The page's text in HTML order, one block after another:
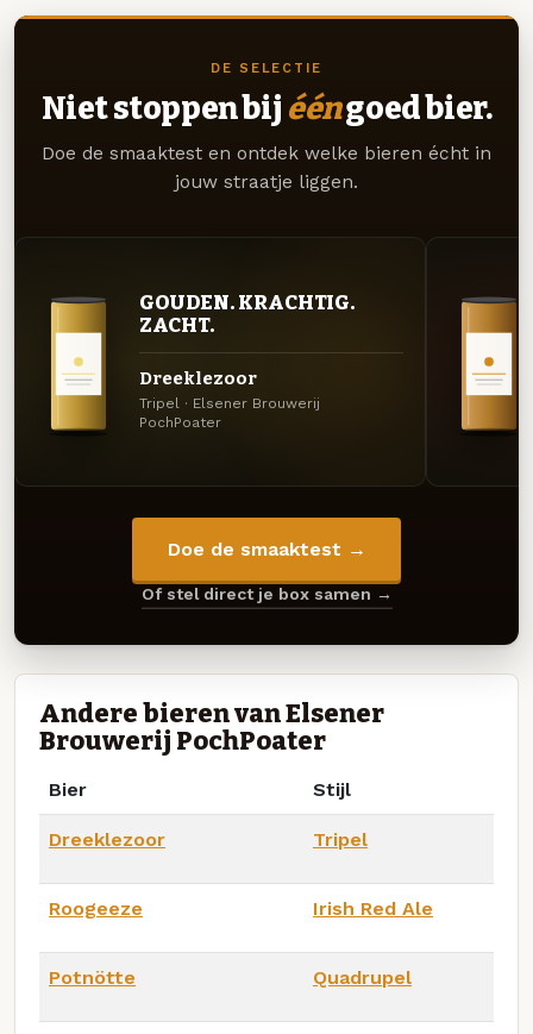
DE SELECTIE
Niet stoppen bij ééngoed bier.
Doe de smaaktest en ontdek welke bieren écht in
jouw straatje liggen.
GOUDEN. KRACHTIG.
ZACHT.
Dreeklezoor
Tripel · Elsener Brouwerij
PochPoater
Doe de smaaktest →
Of stel direct je box samen →
Andere bieren van Elsener
Brouwerij PochPoater
Bier Stijl
Dreeklezoor Tripel
Roogeeze Irish Red Ale
Potnötte Quadrupel